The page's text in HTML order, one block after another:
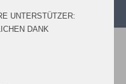
UNTERSTÜTZER:
DANK